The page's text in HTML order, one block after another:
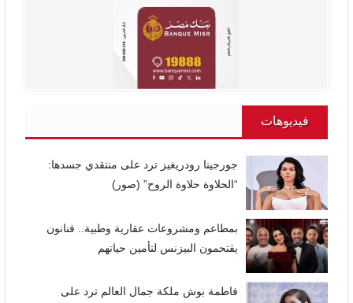
فيديوهات
جورجينا رودريغيز ترد على منتقدي جسدها:
“الحلاوة حلاوة الروح” (صور)
بمطاعم ومشروعات عقارية وطبية.. فنانون
يقتحمون البيزنس لتأمين حياتهم
فاطمة بوش ملكة جمال العالم ترد على